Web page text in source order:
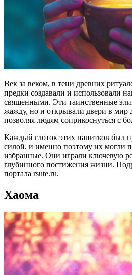
Век за веком, в тени древних
предки создавали и использовали
священными. Эти таинственные
жажду, но и открывали двери в мир
позволяя людям соприкоснуться с
Каждый глоток этих напитков был
силой, и именно поэтому их могли
избранные. Они играли ключевую
глубинного постижения жизни.
портала rsute.ru.
Хаома